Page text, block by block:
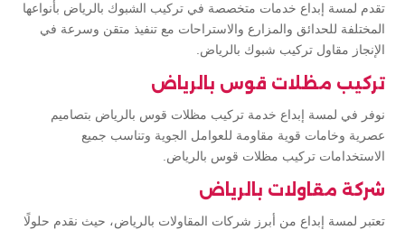
تقدم لمسة إبداع خدمات متخصصة في تركيب الشبوك بالرياض بأنواعها
المختلفة للحدائق والمزارع والاستراحات مع تنفيذ متقن وسرعة في
الإنجاز مقاول تركيب شبوك بالرياض.
تركيب مظلات قوس بالرياض
نوفر في لمسة إبداع خدمة تركيب مظلات قوس بالرياض بتصاميم
عصرية وخامات قوية مقاومة للعوامل الجوية وتناسب جميع
الاستخدامات تركيب مظلات قوس بالرياض.
شركة مقاولات بالرياض
تعتبر لمسة إبداع من أبرز شركات المقاولات بالرياض، حيث نقدم حلولًا